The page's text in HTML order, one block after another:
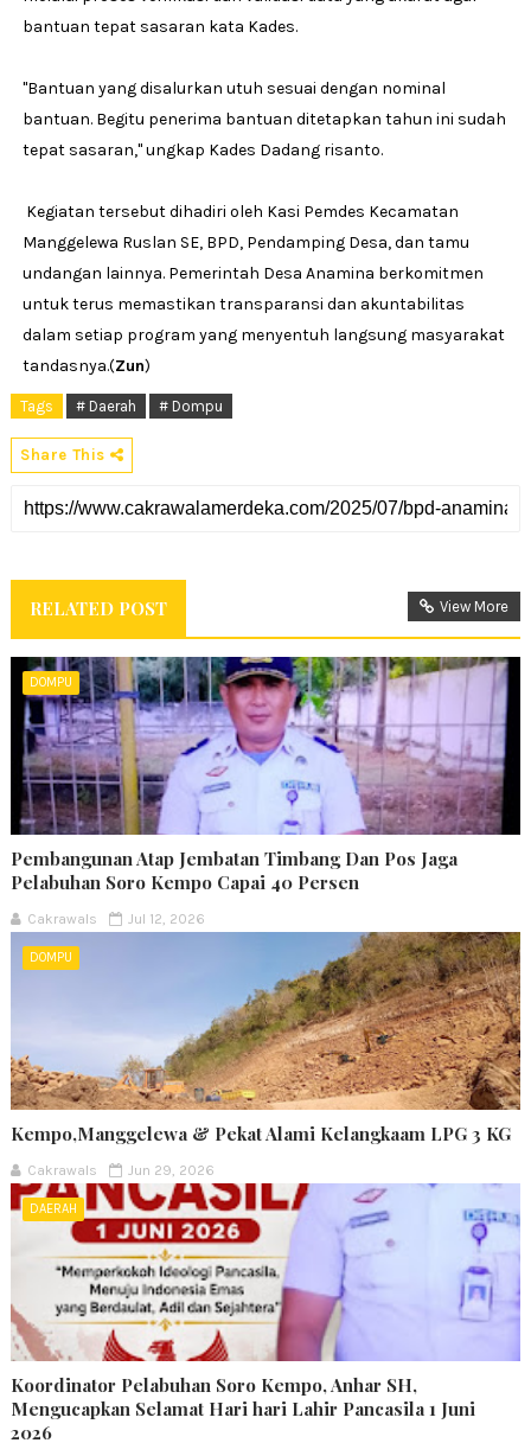
bantuan tepat sasaran kata Kades.
"Bantuan yang disalurkan utuh sesuai dengan nominal
bantuan. Begitu penerima bantuan ditetapkan tahun ini sudah
tepat sasaran," ungkap Kades Dadang risanto.
Kegiatan tersebut dihadiri oleh Kasi Pemdes Kecamatan
Manggelewa Ruslan SE, BPD, Pendamping Desa, dan tamu
undangan lainnya. Pemerintah Desa Anamina berkomitmen
untuk terus memastikan transparansi dan akuntabilitas
dalam setiap program yang menyentuh langsung masyarakat
tandasnya.(Zun)
Tags # Daerah # Dompu
Share This
RELATED POST View More
DOMPU
Pembangunan Atap Jembatan Timbang Dan Pos Jaga
Pelabuhan Soro Kempo Capai 40 Persen
Cakrawals Jul 12, 2026
DOMPU
Kempo,Manggelewa & Pekat Alami Kelangkaam LPG 3 KG
Cakrawals Jun 29, 2026
DAERAH
Koordinator Pelabuhan Soro Kempo, Anhar SH,
Mengucapkan Selamat Hari hari Lahir Pancasila 1 Juni
2026